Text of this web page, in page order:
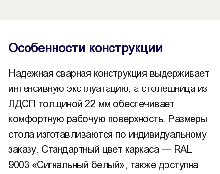
Особенности конструкции
Надежная сварная конструкция выдерживает
интенсивную эксплуатацию, а столешница из
ЛДСП толщиной 22 мм обеспечивает
комфортную рабочую поверхность. Размеры
стола изготавливаются по индивидуальному
заказу. Стандартный цвет каркаса — RAL
9003 «Сигнальный белый», также доступна